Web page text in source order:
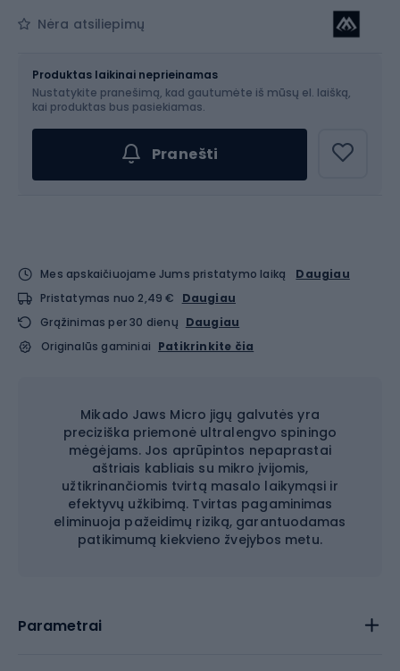
Nėra atsiliepimų
Pasirinkite dydį...
Produktas laikinai neprieinamas
Nustatykite pranešimą, kad gautumėte iš mūsų el. laišką,
kai produktas bus pasiekiamas.
Pranešti
Mes apskaičiuojame Jums pristatymo laiką
Daugiau
Pristatymas nuo 2,49 €
Daugiau
Grąžinimas per 30 dienų Daugiau
Originalūs gaminiai Patikrinkite čia
Mikado Jaws Micro jigų galvutės yra
preciziška priemonė ultralengvo spiningo
mėgėjams. Jos aprūpintos nepaprastai
aštriais kabliais su mikro įvijomis,
užtikrinančiomis tvirtą masalo laikymąsi ir
efektyvų užkibimą. Tvirtas pagaminimas
eliminuoja pažeidimų riziką, garantuodamas
patikimumą kiekvieno žvejybos metu.
Parametrai